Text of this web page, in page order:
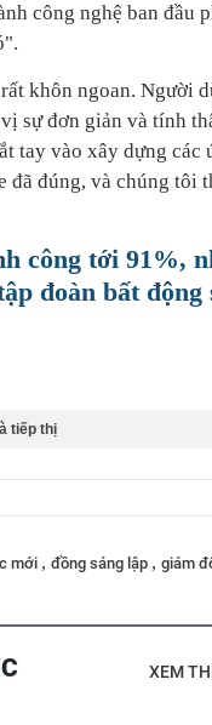
công nghệ ban
khôn ngoan. Người
sự đơn giản và tính
tay vào xây dựng
đúng, và chúng tôi
công tới 91%,
đoàn bất động
tiếp thị
mới , đồng sáng lập , giám
XEM